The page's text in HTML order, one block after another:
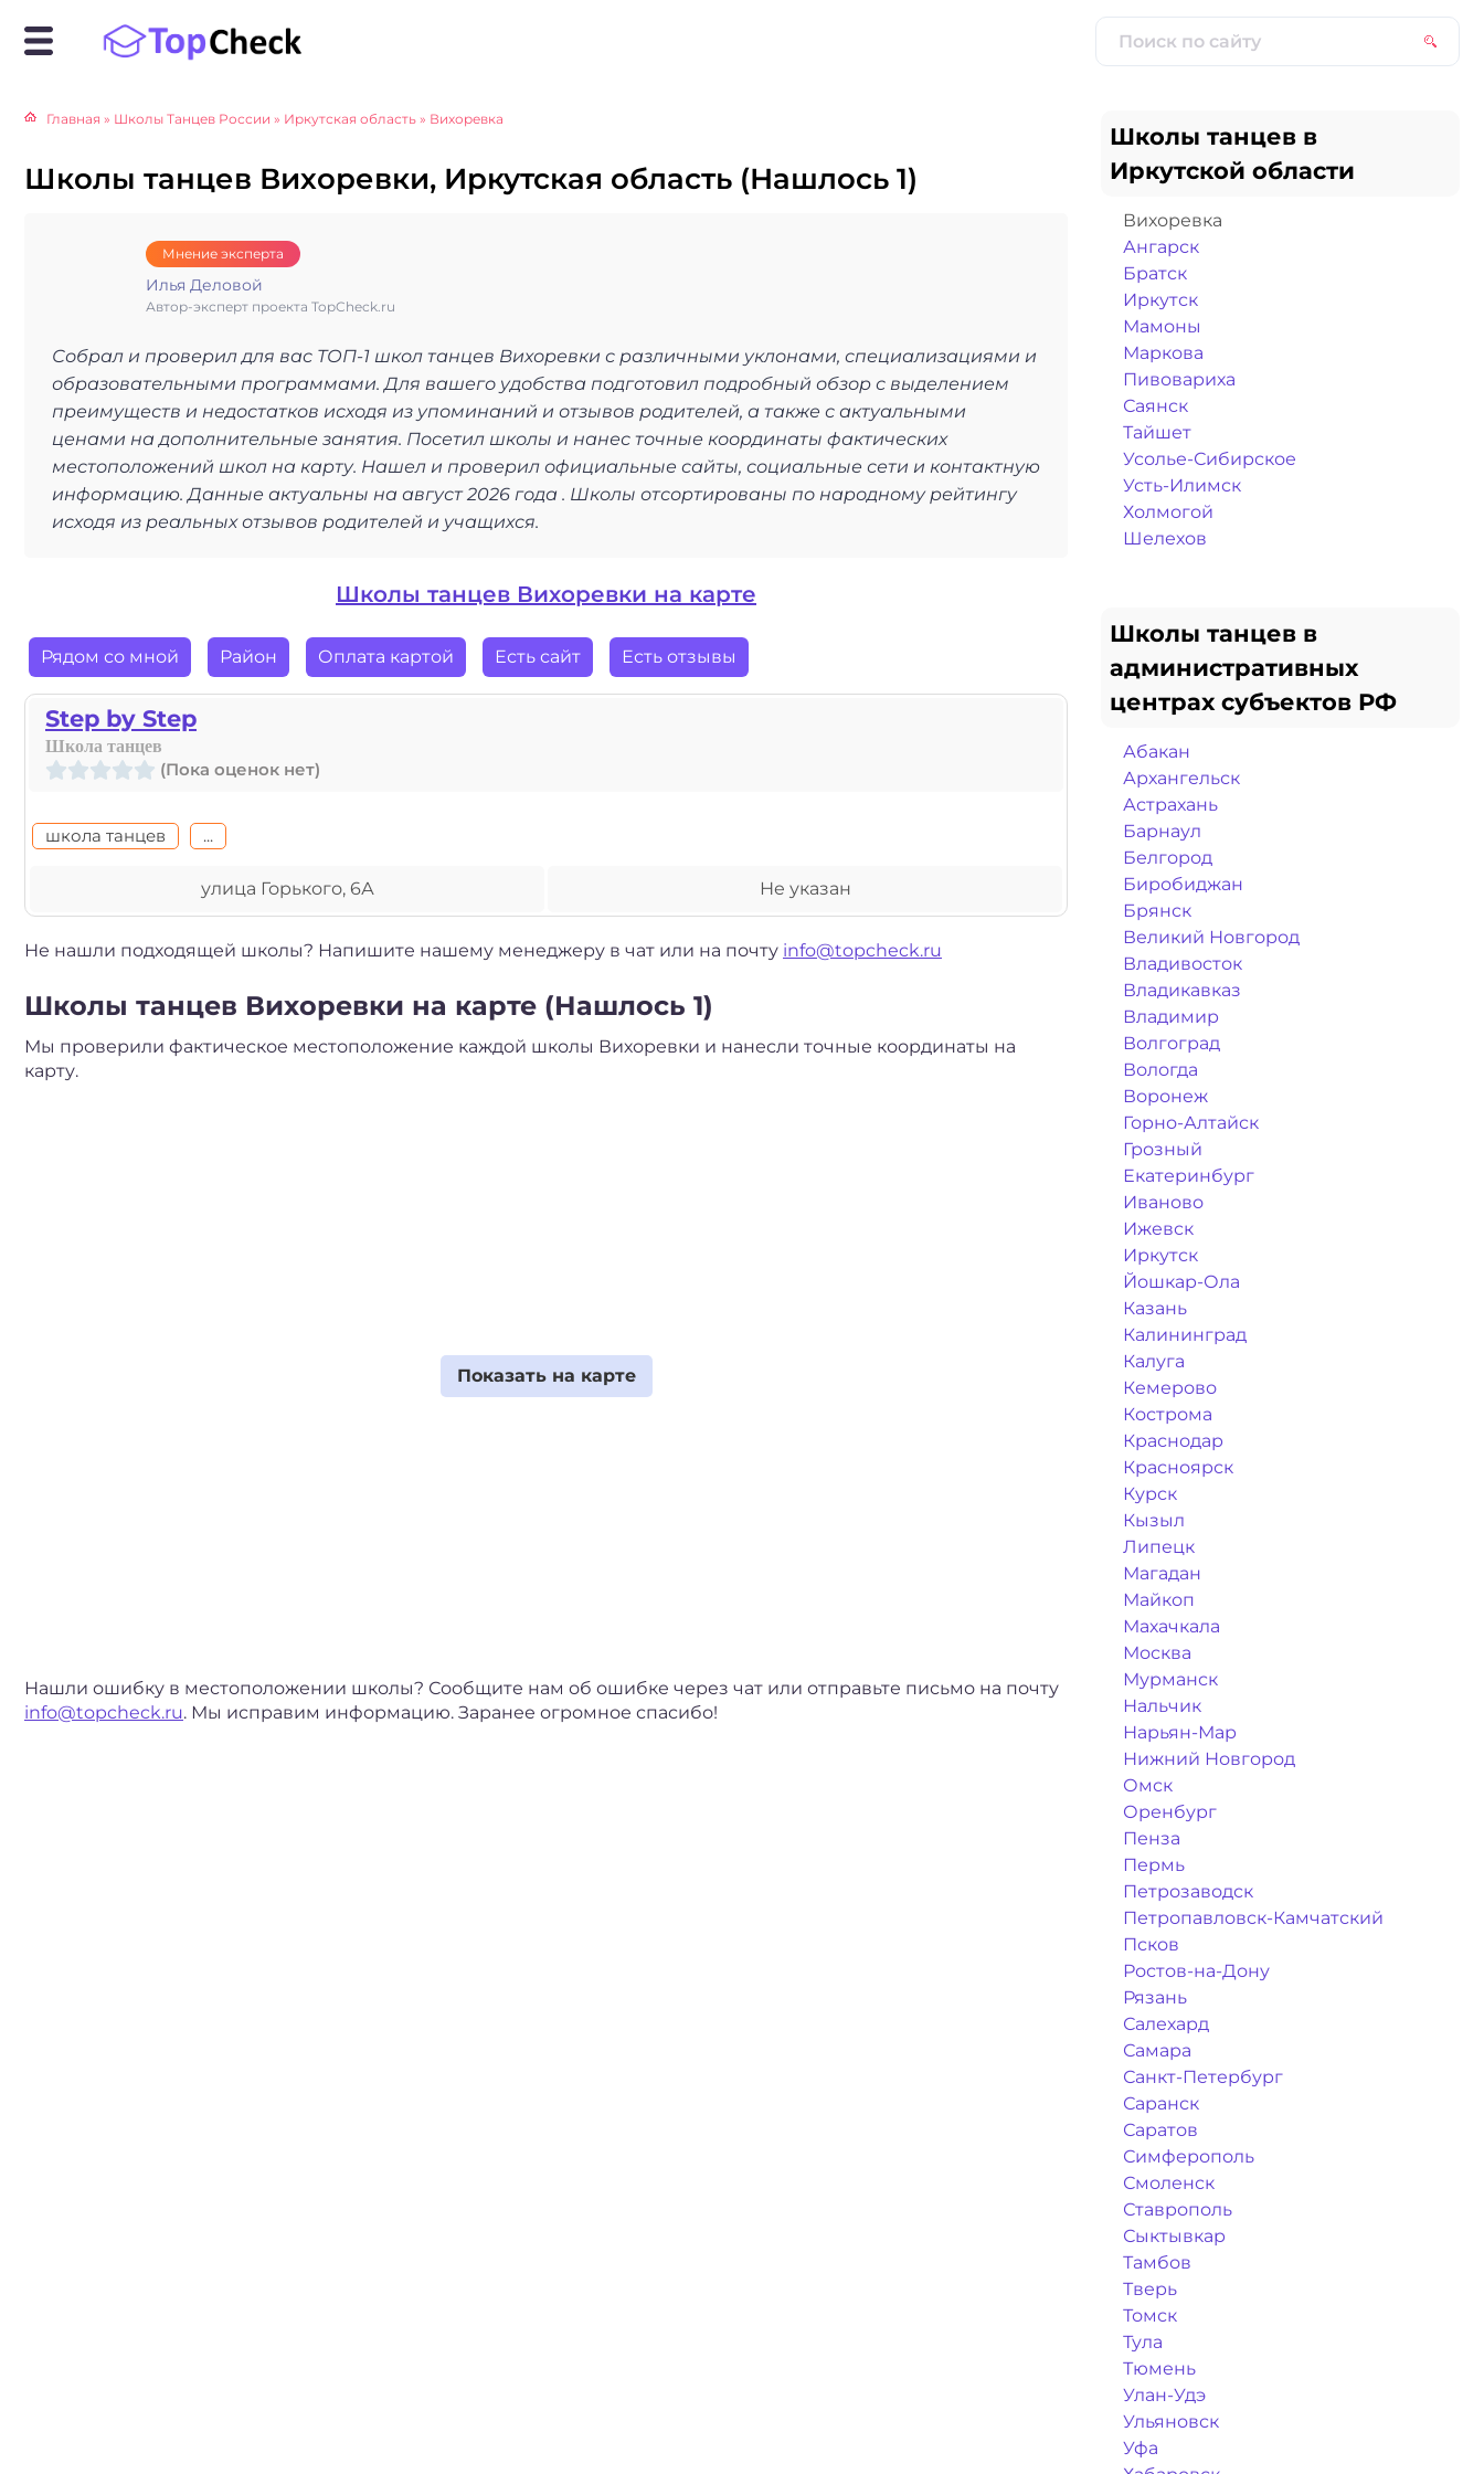
Главная » Школы Танцев России » Иркутская область » Вихоревка
Школы танцев Вихоревки, Иркутская область (Нашлось 1)
Мнение эксперта
Илья Деловой
Автор-эксперт проекта TopCheck.ru
Собрал и проверил для вас ТОП-1 школ танцев Вихоревки с различными уклонами, специализациями и
образовательными программами. Для вашего удобства подготовил подробный обзор с выделением
преимуществ и недостатков исходя из упоминаний и отзывов родителей, а также с актуальными
ценами на дополнительные занятия. Посетил школы и нанес точные координаты фактических
местоположений школ на карту. Нашел и проверил официальные сайты, социальные сети и контактную
информацию. Данные актуальны на август 2026 года . Школы отсортированы по народному рейтингу
исходя из реальных отзывов родителей и учащихся.
Школы танцев Вихоревки на карте
Рядом со мной Район Оплата картой Есть сайт Есть отзывы
Step by Step
Школа танцев
(Пока оценок нет)
школа танцев ...
улица Горького, 6А Не указан
Не нашли подходящей школы? Напишите нашему менеджеру в чат или на почту info@topcheck.ru
Школы танцев Вихоревки на карте (Нашлось 1)
Мы проверили фактическое местоположение каждой школы Вихоревки и нанесли точные координаты на
карту.
Нашли ошибку в местоположении школы? Сообщите нам об ошибке через чат или отправьте письмо на почту
info@topcheck.ru. Мы исправим информацию. Заранее огромное спасибо!
Школы танцев в
Иркутской области
Вихоревка
Ангарск
Братск
Иркутск
Мамоны
Маркова
Пивовариха
Саянск
Тайшет
Усолье-Сибирское
Усть-Илимск
Холмогой
Шелехов
Школы танцев в
административных
центрах субъектов РФ
Абакан
Архангельск
Астрахань
Барнаул
Белгород
Биробиджан
Брянск
Великий Новгород
Владивосток
Владикавказ
Владимир
Волгоград
Вологда
Воронеж
Горно-Алтайск
Грозный
Екатеринбург
Иваново
Ижевск
Иркутск
Йошкар-Ола
Казань
Калининград
Калуга
Кемерово
Кострома
Краснодар
Красноярск
Курск
Кызыл
Липецк
Магадан
Майкоп
Махачкала
Москва
Мурманск
Нальчик
Нарьян-Мар
Нижний Новгород
Омск
Оренбург
Пенза
Пермь
Петрозаводск
Петропавловск-Камчатский
Псков
Ростов-на-Дону
Рязань
Салехард
Самара
Санкт-Петербург
Саранск
Саратов
Симферополь
Смоленск
Ставрополь
Сыктывкар
Тамбов
Тверь
Томск
Тула
Тюмень
Улан-Удэ
Ульяновск
Уфа